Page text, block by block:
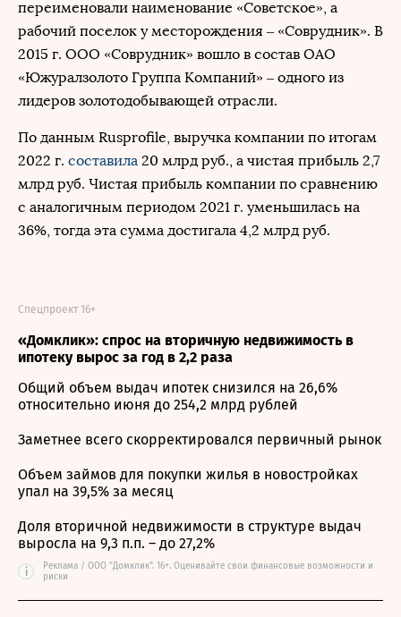
переименовали наименование «Советское», а
рабочий поселок у месторождения – «Соврудник». В
2015 г. ООО «Соврудник» вошло в состав ОАО
«Южуралзолото Группа Компаний» – одного из
лидеров золотодобывающей отрасли.
По данным Rusprofile, выручка компании по итогам
2022 г. составила 20 млрд руб., а чистая прибыль 2,7
млрд руб. Чистая прибыль компании по сравнению
с аналогичным периодом 2021 г. уменьшилась на
36%, тогда эта сумма достигала 4,2 млрд руб.
«Домклик»: спрос на вторичную недвижимость в
ипотеку вырос за год в 2,2 раза
Спецпроект 16+
Общий объем выдач ипотек снизился на 26,6%
относительно июня до 254,2 млрд рублей
Заметнее всего скорректировался первичный рынок
Объем займов для покупки жилья в новостройках
упал на 39,5% за месяц
Доля вторичной недвижимости в структуре выдач
выросла на 9,3 п.п. – до 27,2%
i
Реклама / ООО "Домклик". 16+. Оценивайте свои финансовые возможности и
риски